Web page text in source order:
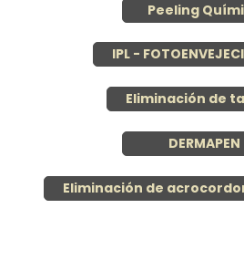
Peeling
IPL -
Eliminación de
DERMAPEN
Eliminación de